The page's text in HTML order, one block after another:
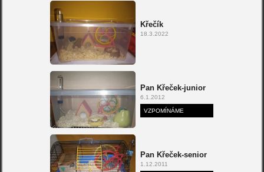
Křečík
18.3.2022
Pan Křeček-junior
6.1.2012
VZPOMÍNÁME
Pan Křeček-senior
1.12.2011